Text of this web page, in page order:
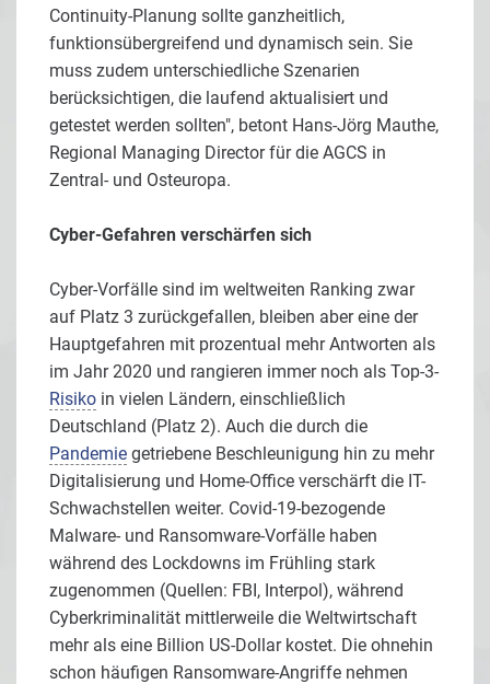
Continuity-Planung sollte ganzheitlich,
funktionsübergreifend und dynamisch sein. Sie
muss zudem unterschiedliche Szenarien
berücksichtigen, die laufend aktualisiert und
getestet werden sollten", betont Hans-Jörg Mauthe,
Regional Managing Director für die AGCS in
Zentral- und Osteuropa.
Cyber-Gefahren verschärfen sich
Cyber-Vorfälle sind im weltweiten Ranking zwar
auf Platz 3 zurückgefallen, bleiben aber eine der
Hauptgefahren mit prozentual mehr Antworten als
im Jahr 2020 und rangieren immer noch als Top-3-
Risiko in vielen Ländern, einschließlich
Deutschland (Platz 2). Auch die durch die
Pandemie getriebene Beschleunigung hin zu mehr
Digitalisierung und Home-Office verschärft die IT-
Schwachstellen weiter. Covid-19-bezogende
Malware- und Ransomware-Vorfälle haben
während des Lockdowns im Frühling stark
zugenommen (Quellen: FBI, Interpol), während
Cyberkriminalität mittlerweile die Weltwirtschaft
mehr als eine Billion US-Dollar kostet. Die ohnehin
schon häufigen Ransomware-Angriffe nehmen